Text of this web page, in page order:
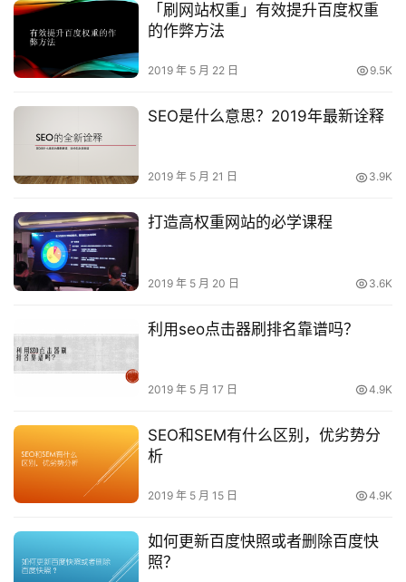
「刷网站权重」有效提升百度权重
的作弊方法
2019 年 5 月 22 日 9.5K
SEO是什么意思？2019年最新诠释
2019 年 5 月 21 日 3.9K
打造高权重网站的必学课程
2019 年 5 月 20 日 3.6K
利用seo点击器刷排名靠谱吗？
2019 年 5 月 17 日 4.9K
SEO和SEM有什么区别，优劣势分
析
2019 年 5 月 15 日 4.9K
如何更新百度快照或者删除百度快
照？